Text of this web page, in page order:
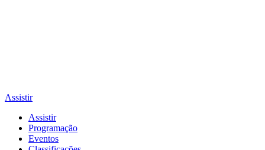
Assistir
Assistir
Programação
Eventos